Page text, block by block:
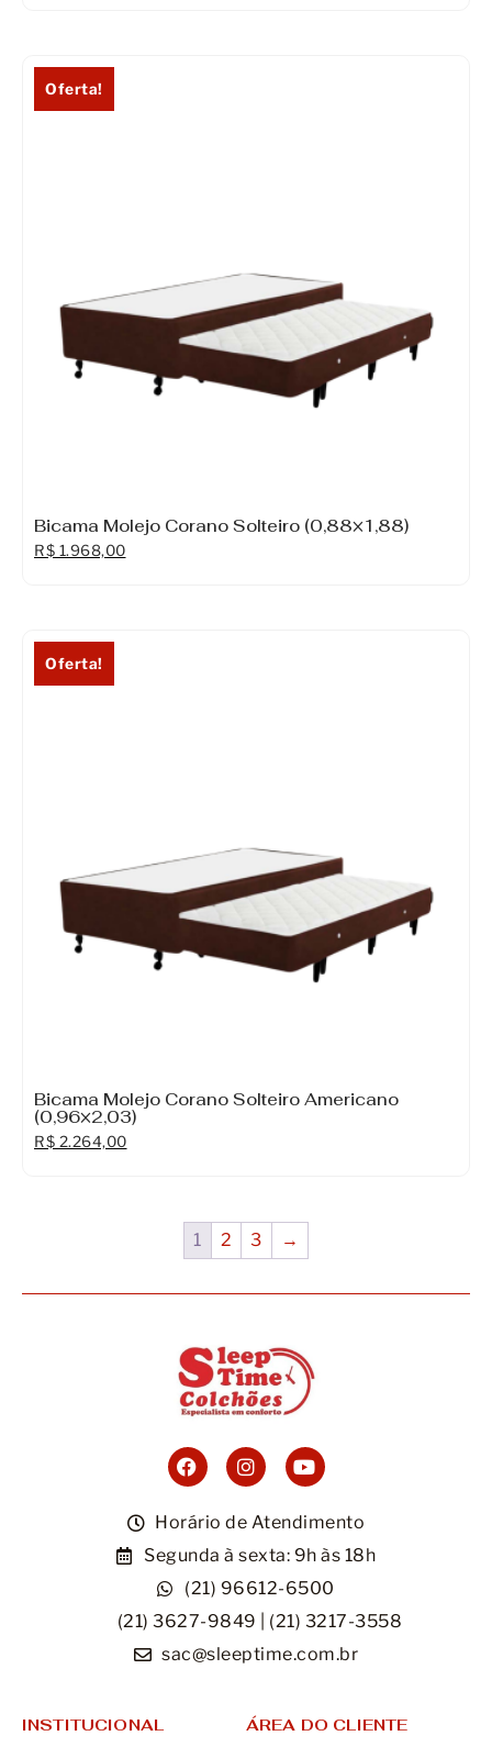
Oferta!
Bicama Molejo Corano Solteiro (0,88×1,88)
R$ 1.968,00
Oferta!
Bicama Molejo Corano Solteiro Americano
(0,96×2,03)
R$ 2.264,00
1 2 3 →
Horário de Atendimento
Segunda à sexta: 9h às 18h
(21) 96612-6500
(21) 3627-9849 | (21) 3217-3558
sac@sleeptime.com.br
INSTITUCIONAL ÁREA DO CLIENTE